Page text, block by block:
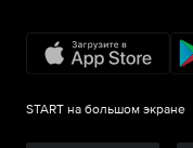
START на большом экране